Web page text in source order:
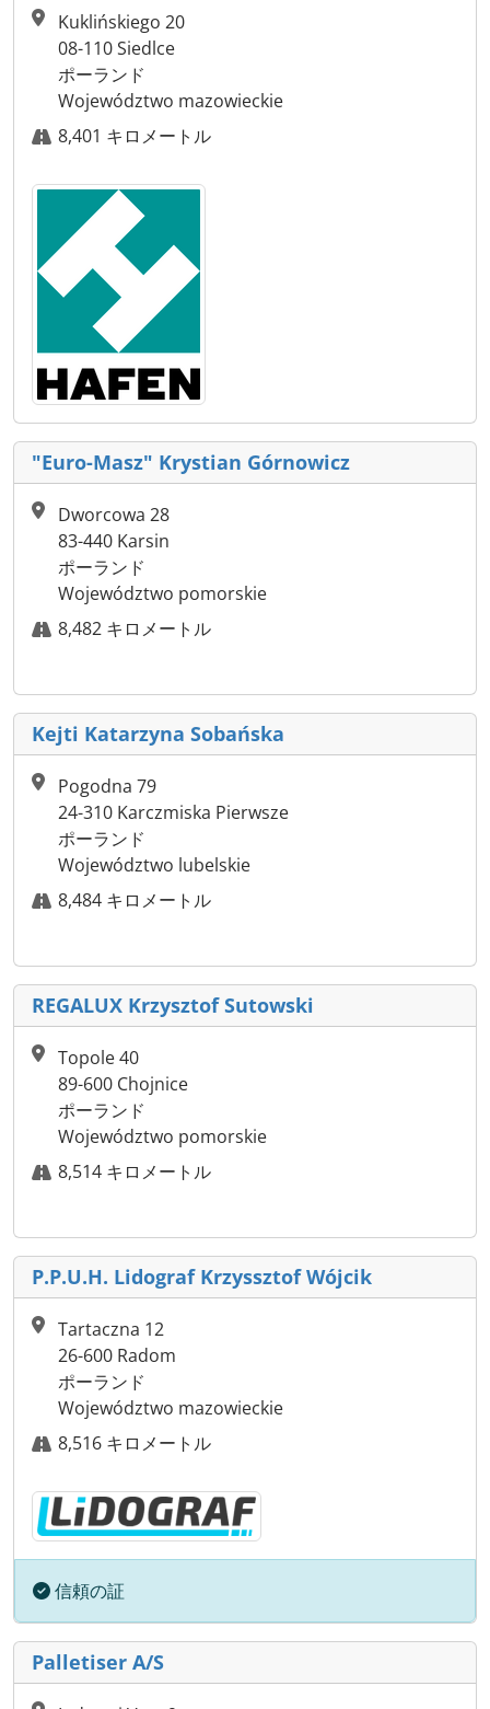
Kuklińskiego 20
08-110 Siedlce
ポーランド
Województwo mazowieckie
8,401 キロメートル
"Euro-Masz" Krystian Górnowicz
Dworcowa 28
83-440 Karsin
ポーランド
Województwo pomorskie
8,482 キロメートル
Kejti Katarzyna Sobańska
Pogodna 79
24-310 Karczmiska Pierwsze
ポーランド
Województwo lubelskie
8,484 キロメートル
REGALUX Krzysztof Sutowski
Topole 40
89-600 Chojnice
ポーランド
Województwo pomorskie
8,514 キロメートル
P.P.U.H. Lidograf Krzyssztof Wójcik
Tartaczna 12
26-600 Radom
ポーランド
Województwo mazowieckie
8,516 キロメートル
信頼の証
Palletiser A/S